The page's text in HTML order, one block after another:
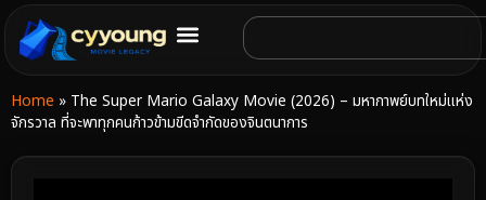
Home » The Super Mario Galaxy Movie (2026) – มหากาพย์บทใหม่แห่ง
จักรวาล ที่จะพาทุกคนก้าวข้ามขีดจำกัดของจินตนาการ